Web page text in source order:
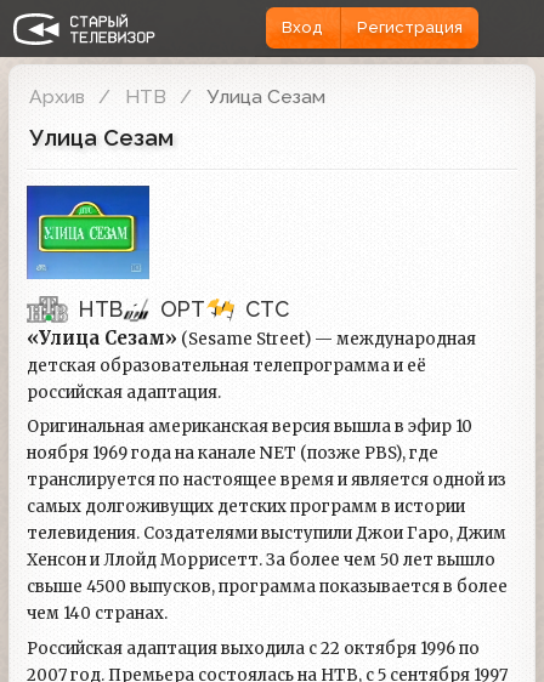
Вход Регистрация
Архив НТВ Улица Сезам
Улица Сезам
НТВ ОРТ СТС
«Улица Сезам» (Sesame Street) — международная
детская образовательная телепрограмма и её
российская адаптация.
Оригинальная американская версия вышла в эфир 10
ноября 1969 года на канале NET (позже PBS), где
транслируется по настоящее время и является одной из
самых долгоживущих детских программ в истории
телевидения. Создателями выступили Джои Гаро, Джим
Хенсон и Ллойд Моррисетт. За более чем 50 лет вышло
свыше 4500 выпусков, программа показывается в более
чем 140 странах.
Российская адаптация выходила с 22 октября 1996 по
2007 год. Премьера состоялась на НТВ, с 5 сентября 1997